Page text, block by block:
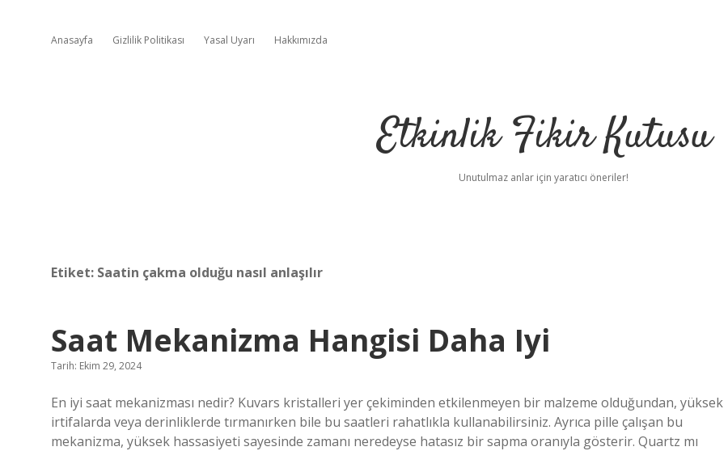
Anasayfa Gizlilik Politikası Yasal Uyarı Hakkımızda
Etkinlik Fikir Kutusu
Unutulmaz anlar için yaratıcı öneriler!
Etiket: Saatin çakma olduğu nasıl anlaşılır
Saat Mekanizma Hangisi Daha Iyi
Tarih: Ekim 29, 2024
En iyi saat mekanizması nedir? Kuvars kristalleri yer çekiminden etkilenmeyen bir malzeme olduğundan, yüksek
irtifalarda veya derinliklerde tırmanırken bile bu saatleri rahatlıkla kullanabilirsiniz. Ayrıca pille çalışan bu
mekanizma, yüksek hassasiyeti sayesinde zamanı neredeyse hatasız bir sapma oranıyla gösterir. Quartz mı